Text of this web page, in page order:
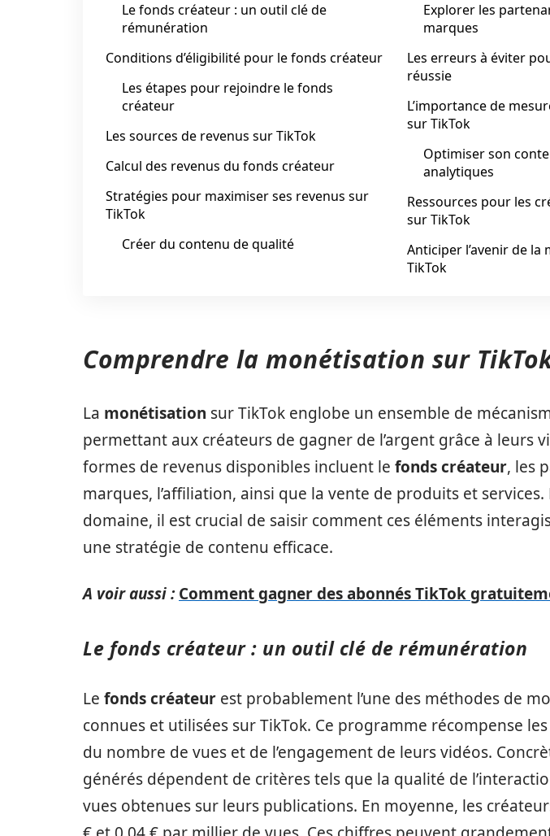
Le fonds créateur : un outil clé de
rémunération
Conditions d’éligibilité pour le fonds créateur
Les étapes pour rejoindre le fonds
créateur
Les sources de revenus sur TikTok
Calcul des revenus du fonds créateur
Stratégies pour maximiser ses revenus sur
TikTok
Créer du contenu de qualité
Explorer les
marques
Les erreurs à éviter
réussie
L’importance de
sur TikTok
Optimiser son
analytiques
Ressources pour les
sur TikTok
Anticiper l’avenir de
TikTok
Comprendre la monétisation sur
La monétisation sur TikTok englobe un ensemble de
permettant aux créateurs de gagner de l’argent grâce à leurs
formes de revenus disponibles incluent le fonds créateur, les
marques, l’affiliation, ainsi que la vente de produits et
domaine, il est crucial de saisir comment ces éléments
une stratégie de contenu efficace.
A voir aussi : Comment gagner des abonnés TikTok
Le fonds créateur : un outil clé de rémunération
Le fonds créateur est probablement l’une des méthodes de
connues et utilisées sur TikTok. Ce programme récompense
du nombre de vues et de l’engagement de leurs vidéos.
générés dépendent de critères tels que la qualité de
vues obtenues sur leurs publications. En moyenne, les